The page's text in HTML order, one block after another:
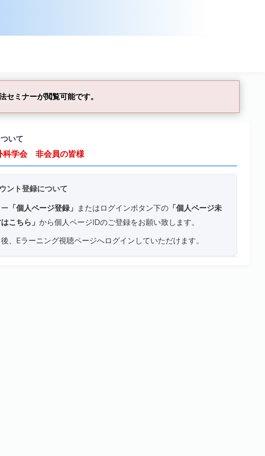
セミナーが閲覧可能です。
いて
科学会 非会員の皆様
ント登録について
「個人ページ登録」 またはログインボタン下の 「個人ページ未
こちら」から個人ページIDのご登録をお願い致します。
、Eラーニング視聴ページへログインしていただけます。